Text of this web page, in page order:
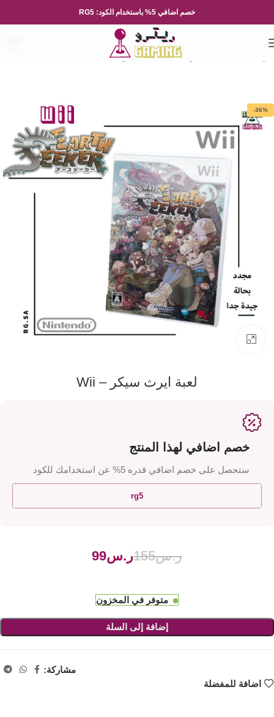
خصم اضافي 5% باستخدام الكود: RG5
Nintendo نينتيندو Wii
لعبة ايرث سيكر – Wii
خصم اضافي لهذا المنتج
ستحصل على خصم اضافي قدره 5% عن استخدامك للكود
rg5
ر.س155ر.س99
متوفر في المخزون
إضافة إلى السلة
مشاركة:
اضافة للمفضلة
-36%